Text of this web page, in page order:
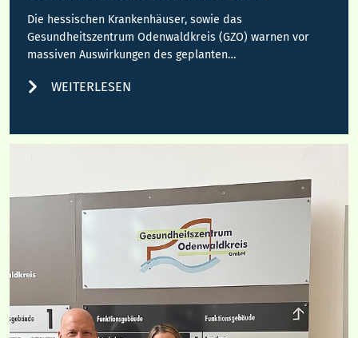
Die hessischen Krankenhäuser, sowie das
Gesundheitszentrum Odenwaldkreis (GZO) warnen vor
massiven Auswirkungen des geplanten…
WEITERLESEN